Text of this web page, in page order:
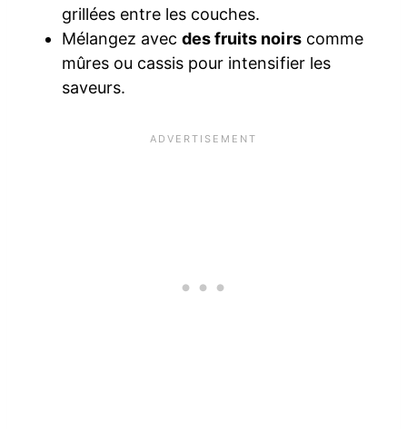
grillées entre les couches.
Mélangez avecdes fruits noirscomme
mûres ou cassis pour intensifier les
saveurs.